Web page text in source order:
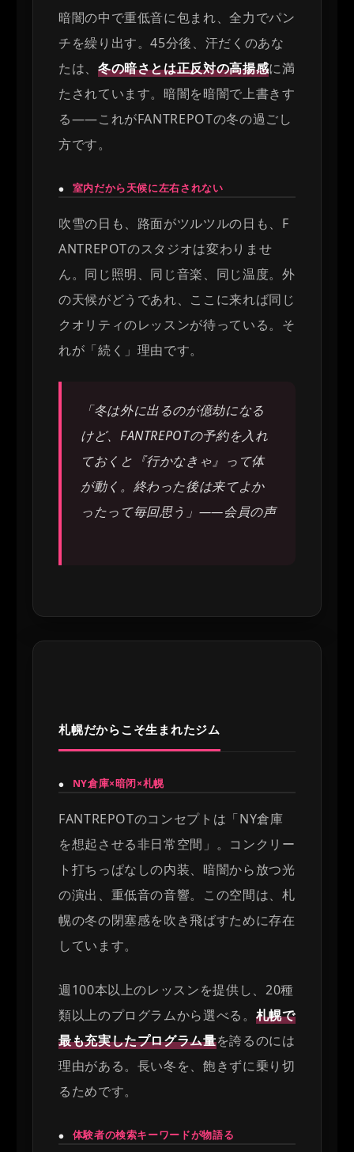
暗闇の中で重低音に包まれ、全力でパン
チを繰り出す。45分後、汗だくのあな
たは、 冬の暗さとは正反対の高揚感に満
たされています。暗闇を暗闇で上書きす
る——これがFANTREPOTの冬の過ごし
方です。
● 室内だから天候に左右されない
吹雪の日も、路面がツルツルの日も、F
ANTREPOTのスタジオは変わりませ
ん。同じ照明、同じ音楽、同じ温度。外
の天候がどうであれ、ここに来れば同じ
クオリティのレッスンが待っている。そ
れが「続く」理由です。
「冬は外に出るのが億劫になる
けど、FANTREPOTの予約を入れ
ておくと『行かなきゃ』って体
が動く。終わった後は来てよか
ったって毎回思う」——会員の声
札幌だからこそ生まれたジム
● NY倉庫×暗闭×札幌
FANTREPOTのコンセプトは「NY倉庫
を想起させる非日常空間」。コンクリー
ト打ちっぱなしの内装、暗闇から放つ光
の演出、重低音の音響。この空間は、札
幌の冬の閉塞感を吹き飛ばすために存在
しています。
週100本以上のレッスンを提供し、20種
類以上のプログラムから選べる。 札幌で
最も充実したプログラム量を誇るのには
理由がある。長い冬を、飽きずに乗り切
るためです。
● 体験者の検索キーワードが物語る